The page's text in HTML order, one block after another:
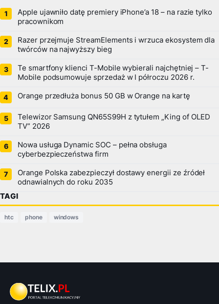
Apple ujawniło datę premiery iPhone’a 18 – na razie tylko
pracownikom
Razer przejmuje StreamElements i wrzuca ekosystem dla
twórców na najwyższy bieg
Te smartfony klienci T-Mobile wybierali najchętniej – T-
Mobile podsumowuje sprzedaż w I półroczu 2026 r.
Orange przedłuża bonus 50 GB w Orange na kartę
Telewizor Samsung QN65S99H z tytułem „King of OLED
TV” 2026
Nowa usługa Dynamic SOC – pełna obsługa
cyberbezpieczeństwa firm
Orange Polska zabezpieczył dostawy energii ze źródeł
odnawialnych do roku 2035
TAGI
htc phone windows